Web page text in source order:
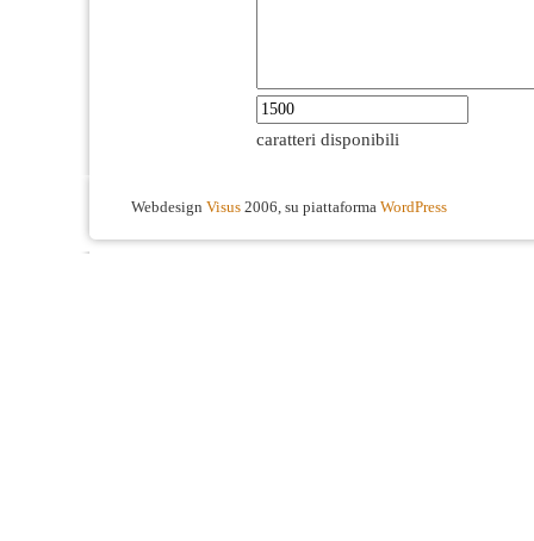
caratteri disponibili
Webdesign Visus 2006, su piattaforma WordPress